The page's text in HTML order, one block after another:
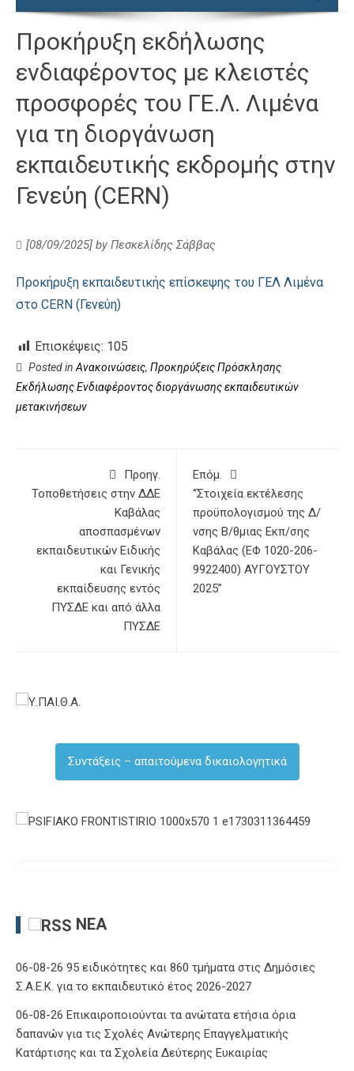
Προκήρυξη εκδήλωσης
ενδιαφέροντος με κλειστές
προσφορές του ΓΕ.Λ. Λιμένα
για τη διοργάνωση
εκπαιδευτικής εκδρομής στην
Γενεύη (CERN)
[08/09/2025] by Πεσκελίδης Σάββας
Προκήρυξη εκπαιδευτικής επίσκεψης του ΓΕΛ Λιμένα
στο CERN (Γενεύη)
Επισκέψεις: 105
Posted in Ανακοινώσεις, Προκηρύξεις Πρόσκλησης
Εκδήλωσης Ενδιαφέροντος διοργάνωσης εκπαιδευτικών
μετακινήσεων
Προηγ.
Τοποθετήσεις στην ΔΔΕ
Καβάλας
αποσπασμένων
εκπαιδευτικών Ειδικής
και Γενικής
εκπαίδευσης εντός
ΠΥΣΔΕ και από άλλα
ΠΥΣΔΕ
Επόμ.
“Στοιχεία εκτέλεσης
προϋπολογισμού της Δ/
νσης Β/θμιας Εκπ/σης
Καβάλας (ΕΦ 1020-206-
9922400) ΑΥΓΟΥΣΤΟΥ
2025”
Συντάξεις – απαιτούμενα δικαιολογητικά
ΝΈΑ
06-08-26 95 ειδικότητες και 860 τμήματα στις Δημόσιες
Σ.Α.Ε.Κ. για το εκπαιδευτικό έτος 2026-2027
06-08-26 Επικαιροποιούνται τα ανώτατα ετήσια όρια
δαπανών για τις Σχολές Ανώτερης Επαγγελματικής
Κατάρτισης και τα Σχολεία Δεύτερης Ευκαιρίας